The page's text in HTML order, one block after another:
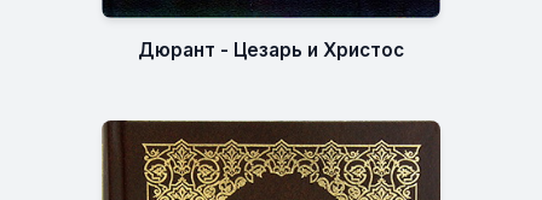
Дюрант - Цезарь и Христос